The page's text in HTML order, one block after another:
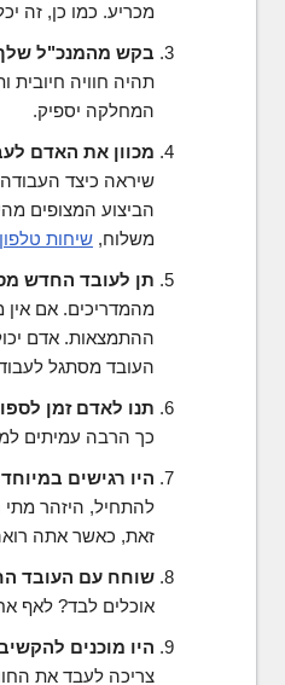
מכריע. כמו כן, זה
בקש מהמנכ"ל
תהיה חוויה חיובית
המחלקה יספיק.
מכוון את האדם
שיראה כיצד
הביצוע המצופים
משלוח, שיחות טלפון
תן לעובד החדש
מהמדריכים. אם אין
ההתמצאות. אדם
העובד מסתגל
תנו לאדם זמן
כך הרבה עמיתים
היו רגישים
להתחיל, היזהר מתי
זאת, כאשר אתה
שוחח עם העובד
אוכלים לבד? לאף
היו מוכנים
צריכה לעבד את